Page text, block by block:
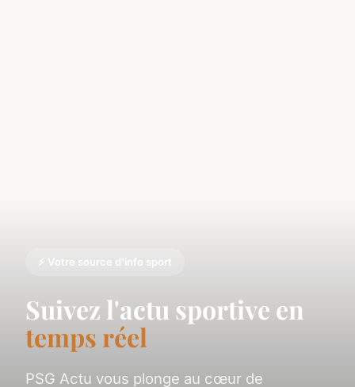
⚡ Votre source d'info sport
Suivez l'actu sportive en
temps réel
PSG Actu vous plonge au cœur de